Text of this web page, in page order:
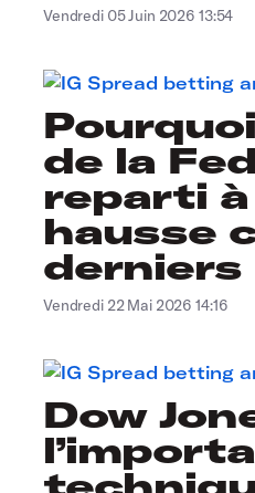
Vendredi 05 Juin 2026 13:54
de la
reparti à
hausse
derniers
Vendredi 22 Mai 2026 14:16
Dow